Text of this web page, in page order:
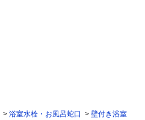
浴室水栓・お風呂蛇口
壁付き浴室